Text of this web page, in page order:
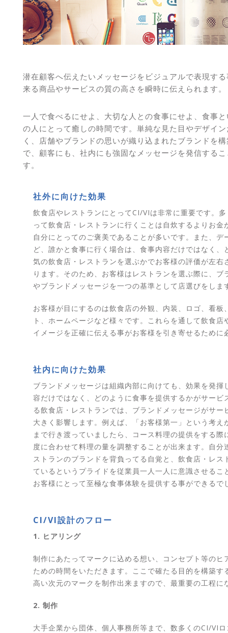
潜在顧客へ伝えたいメッセージをビジュアルで表現す
来る商品やサービスの質の高さを瞬時に伝えられます。
一人で食べるにせよ、大切な人との食事にせよ、食事
の人にとって癒しの時間です。単純な見た目やデザイ
く、店舗やブランドの思いが織り込まれたブランドを
で、顧客にも、社内にも強固なメッセージを発信する
す。
社外に向けた効果
飲食店やレストランにとってCI/VIは非常に重要です。
って飲食店・レストランに行くことは自炊するよりお金
自分にとってのご褒美であることが多いです。また、デ
ど、誰かと食事に行く場合は、食事内容だけではなく、
気の飲食店・レストランを選ぶかでお客様の評価が左右
ります。そのため、お客様はレストランを選ぶ際に、ブ
やブランドメッセージを一つの基準として店選びをしま
お客様が目にするのは飲食店の外観、内装、ロゴ、看板
ト、ホームページなど様々です。これらを通して飲食店
イメージを正確に伝える事がお客様を引き寄せるために
社内に向けた効果
ブランドメッセージは組織内部に向けても、効果を発揮
容だけではなく、どのように食事を提供するかがサービ
る飲食店・レストランでは、ブランドメッセージがサー
大きく影響します。例えば、「お客様第一」という考え
まで行き渡っていましたら、コース料理の提供をする際
度に合わせて料理の量を調整することが出来ます。自分
ストランのブランドを背負ってる自覚と、飲食店・レス
ているというプライドを従業員一人一人に意識させるこ
お客様にとって至極な食事体験を提供する事ができるで
CI/VI設計のフロー
1. ヒアリング
制作にあたってマークに込める想い、コンセプト等のヒ
ための時間をいただきます。ここで確たる目的を構築す
高い次元のマークを制作出来ますので、最重要の工程に
2. 制作
大手企業から団体、個人事務所等まで、数多くのCI/VI